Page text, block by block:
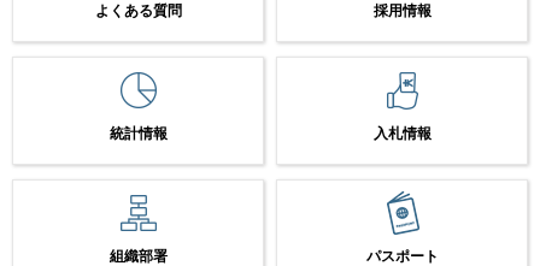
よくある質問 採用情報
統計情報 入札情報
組織部署 パスポート